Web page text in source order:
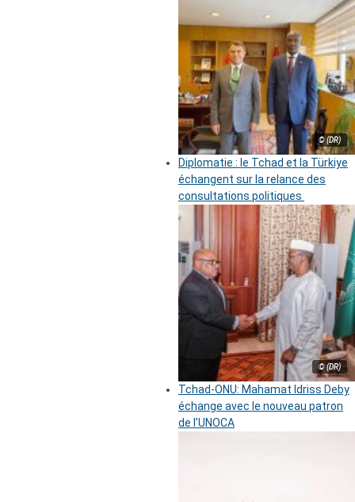
© (DR)
Diplomatie : le Tchad et la Türkiye
échangent sur la relance des
consultations politiques
© (DR)
Tchad-ONU: Mahamat Idriss Deby
échange avec le nouveau patron
de l’UNOCA